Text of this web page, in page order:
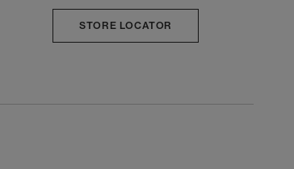
STORE LOCATOR